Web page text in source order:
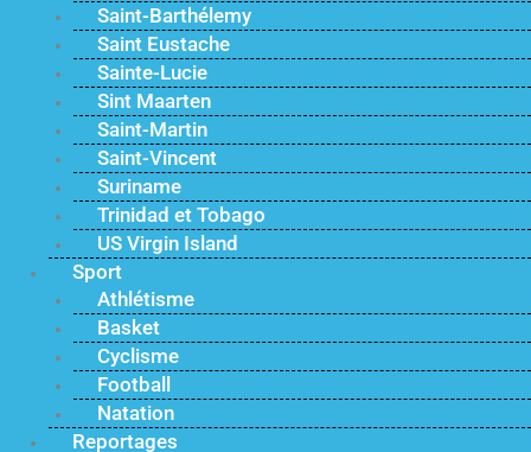
Saint-Barthélemy
Saint Eustache
Sainte-Lucie
Sint Maarten
Saint-Martin
Saint-Vincent
Suriname
Trinidad et Tobago
US Virgin Island
Sport
Athlétisme
Basket
Cyclisme
Football
Natation
Reportages